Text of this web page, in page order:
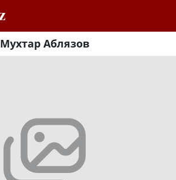
Мухтар Аблязов